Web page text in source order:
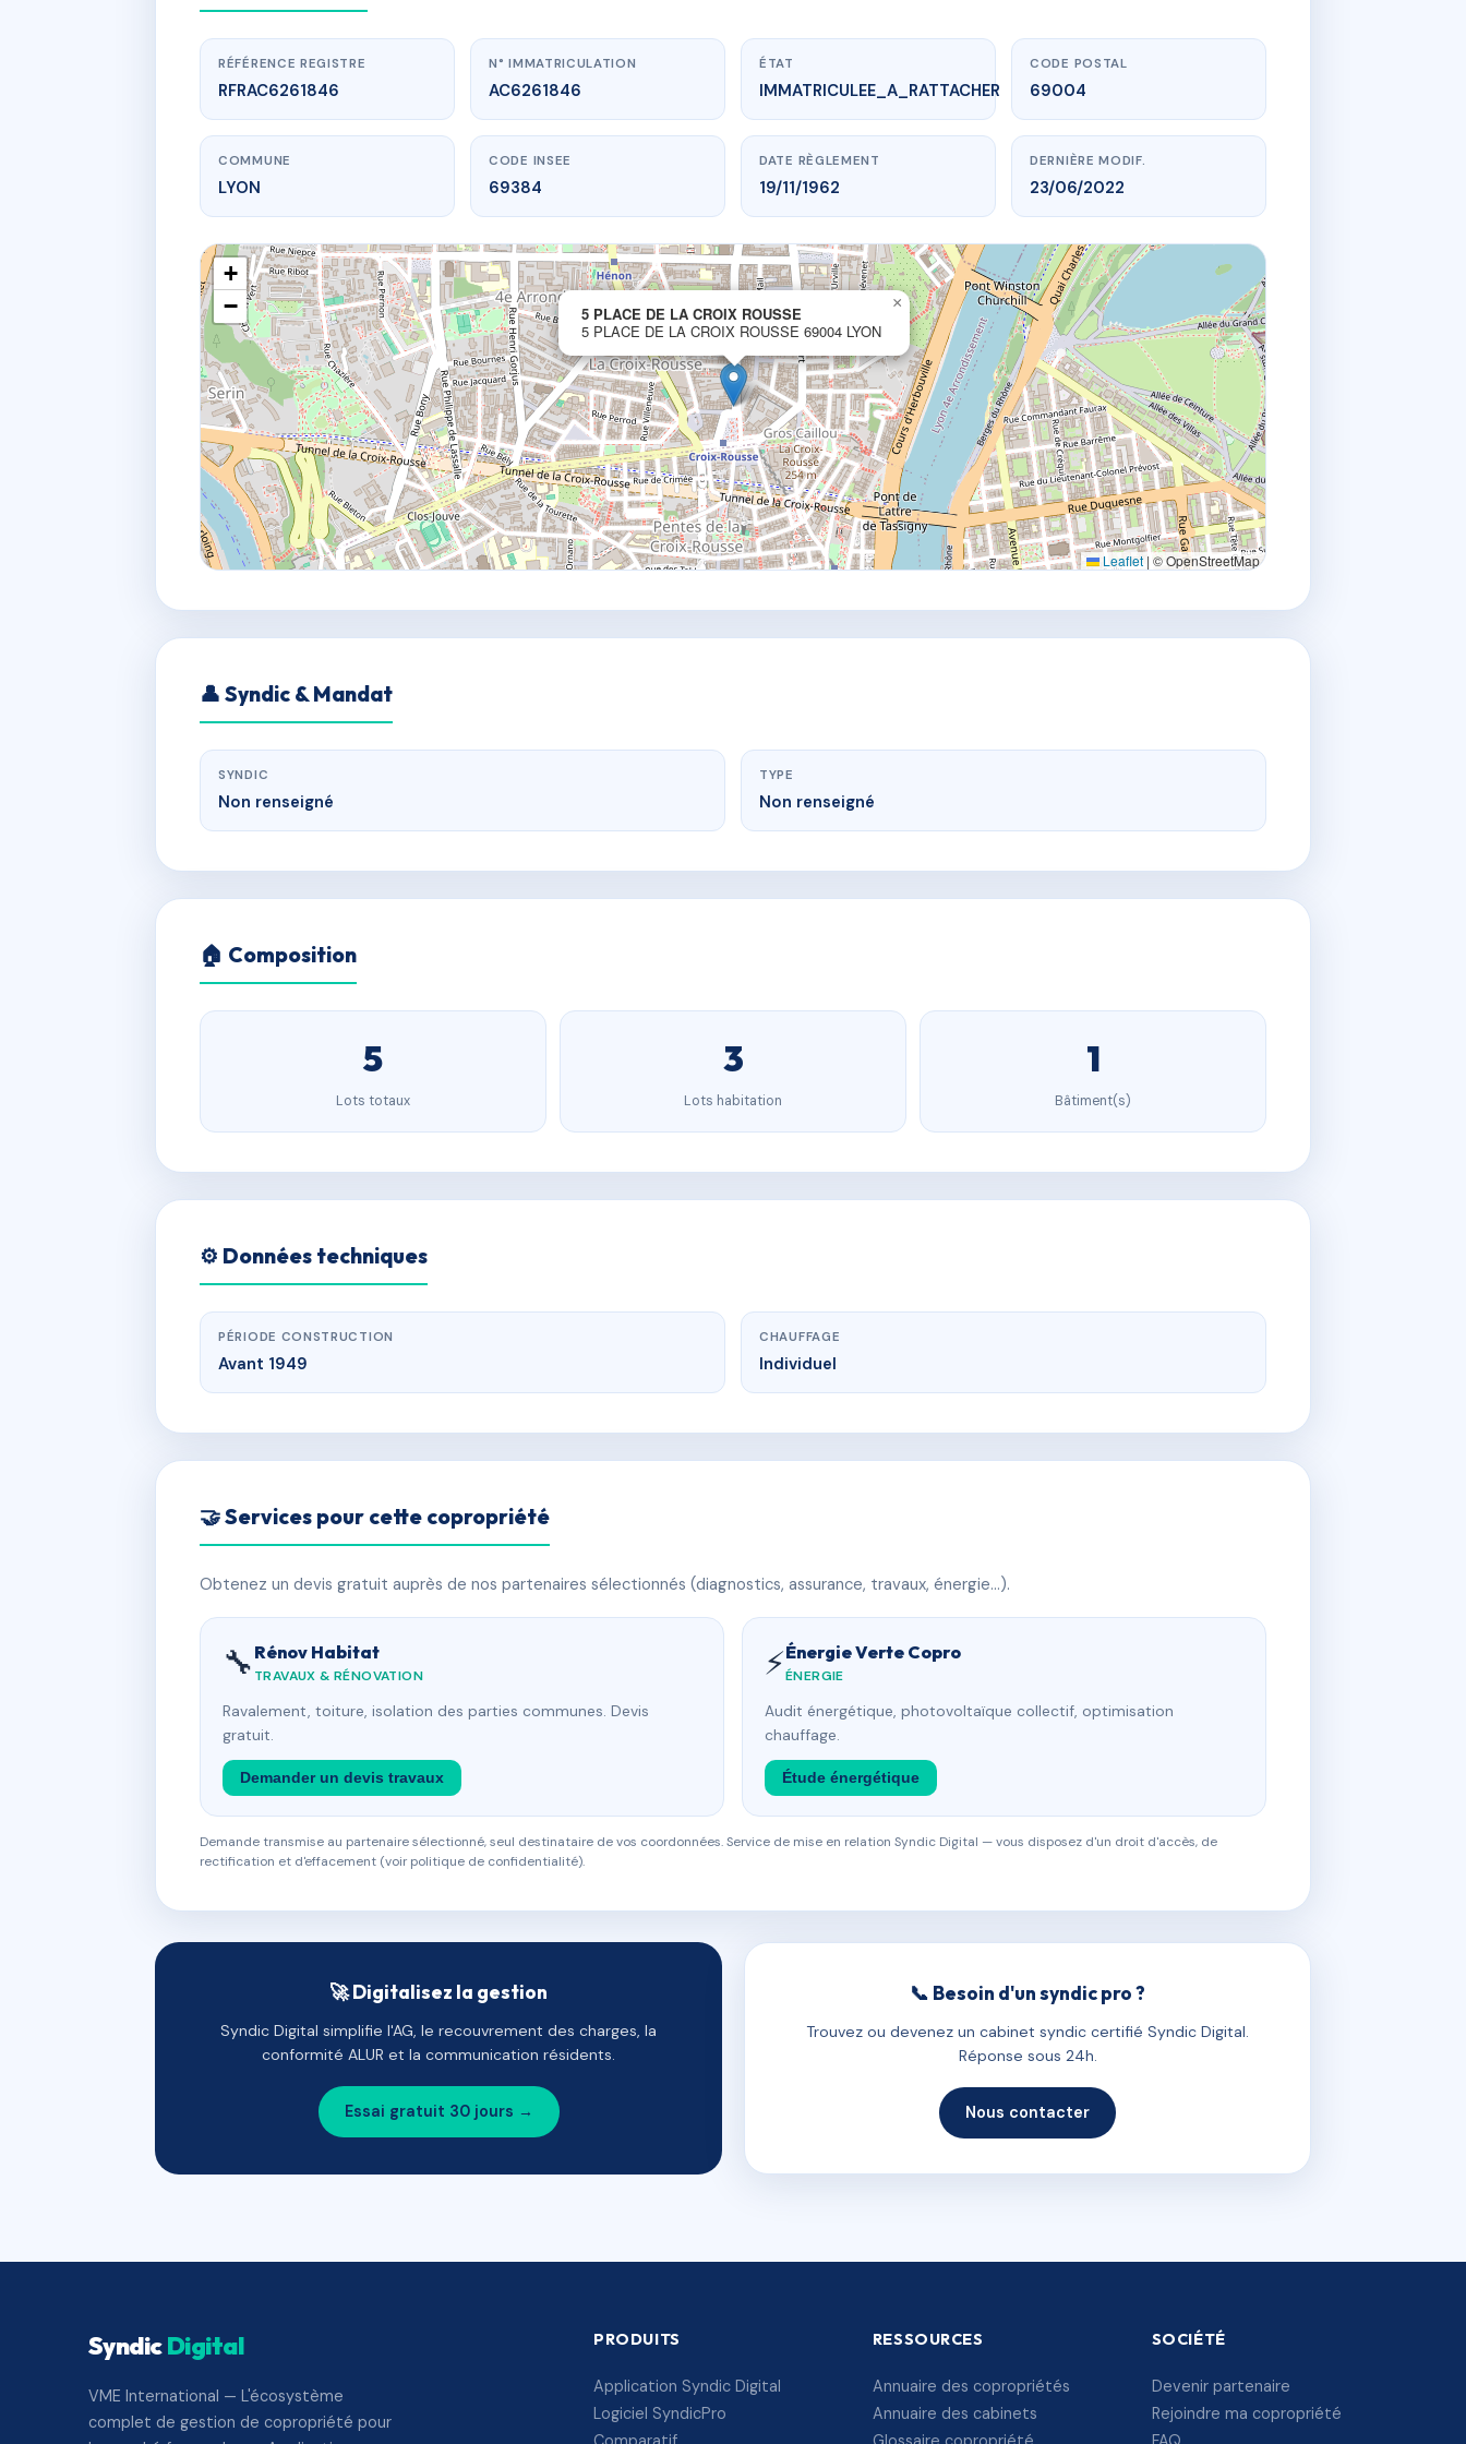
www.vme.plus/AC6261846
5 PLACE DE LA CROIX ROUSSE
5 pl de la croix-rousse69004 LYON
RÉFÉRENCE REGISTRE
RFRAC6261846
N° IMMATRICULATION
AC6261846
ÉTAT
IMMATRICULEE_A_RATTACHER
CODE POSTAL
69004
COMMUNE
LYON
CODE INSEE
69384
DATE RÈGLEMENT
19/11/1962
DERNIÈRE MODIF.
23/06/2022
5 PLACE DE LA CROIX ROUSSE
5 PLACE DE LA CROIX ROUSSE 69004 LYON
×
+
−
Leaflet | © OpenStreetMap
👤 Syndic & Mandat
SYNDIC
Non renseigné
TYPE
Non renseigné
🏠 Composition
5
Lots totaux
3
Lots habitation
1
Bâtiment(s)
⚙️ Données techniques
PÉRIODE CONSTRUCTION
Avant 1949
CHAUFFAGE
Individuel
🤝 Services pour cette copropriété
Obtenez un devis gratuit auprès de nos partenaires sélectionnés (diagnostics, assurance, travaux, énergie…).
🔧 Rénov Habitat
TRAVAUX & RÉNOVATION
Ravalement, toiture, isolation des parties communes. Devis
gratuit.
Demander un devis travaux
⚡Énergie Verte Copro
ÉNERGIE
Audit énergétique, photovoltaïque collectif, optimisation
chauffage.
Étude énergétique
Demande transmise au partenaire sélectionné, seul destinataire de vos coordonnées. Service de mise en relation Syndic Digital — vous disposez d'un droit d'accès, de
rectification et d'effacement (voir politique de confidentialité).
🚀 Digitalisez la gestion
Syndic Digital simplifie l'AG, le recouvrement des charges, la
conformité ALUR et la communication résidents.
Essai gratuit 30 jours →
📞 Besoin d'un syndic pro ?
Trouvez ou devenez un cabinet syndic certifié Syndic Digital.
Réponse sous 24h.
Nous contacter
SyndicDigital
VME International — L'écosystème
complet de gestion de copropriété pour
PRODUITS
Application Syndic Digital
Logiciel SyndicPro
RESSOURCES
Annuaire des copropriétés
Annuaire des cabinets
SOCIÉTÉ
Devenir partenaire
Rejoindre ma copropriété